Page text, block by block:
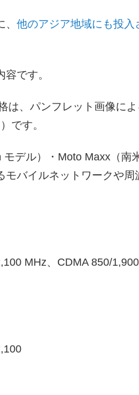
、他のアジア地域にも投入
です。
は、パンフレット画像に
です。
デル）・Moto Maxx（南
モバイルネットワークや周
MHz、CDMA 850/